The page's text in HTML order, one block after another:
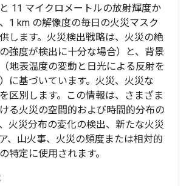
11 マイクロメートルの放射輝度か
1 km の解像度の毎日の火災マスク
します。火災検出戦略は、火災の絶
強度が検出に十分な場合）と、背景
地表温度の変動と日光による反射を
に基づいています。火災、火災な
区別します。この情報は、さまざま
る火災の空間的および時間的分布の
火災分布の変化の検出、新たな火災
、山火事、火災の頻度または相対的
特定に使用されます。